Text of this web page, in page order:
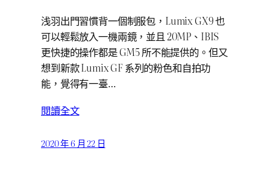
浅羽出門習慣背一個制服包，Lumix GX9 也
可以輕鬆放入一機兩鏡，並且 20MP、IBIS
更快捷的操作都是 GM5 所不能提供的。但又
想到新款 Lumix GF 系列的粉色和自拍功
能，覺得有一臺…
閱讀全文
2020 年 6 月 22 日